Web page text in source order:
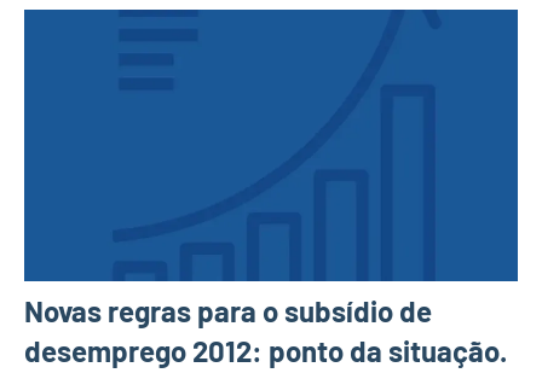
Novas regras para o subsídio de
desemprego 2012: ponto da situação.